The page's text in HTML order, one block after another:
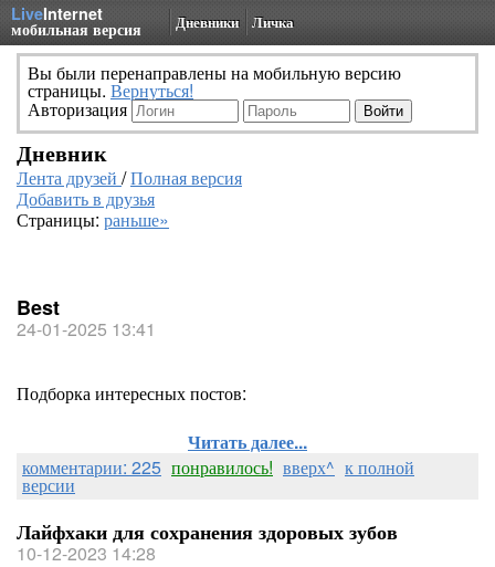
LiveInternet
мобильная версия Дневники Личка
Вы были перенаправлены на мобильную версию
страницы. Вернуться!
Авторизация
Дневник
Лента друзей /Полная версия
Добавить в друзья
Страницы: раньше»
Best
24-01-2025 13:41
Подборка интересных постов:
Читать далее...
комментарии: 225 понравилось! вверх^ к полной
версии
Лайфхаки для сохранения здоровых зубов
10-12-2023 14:28